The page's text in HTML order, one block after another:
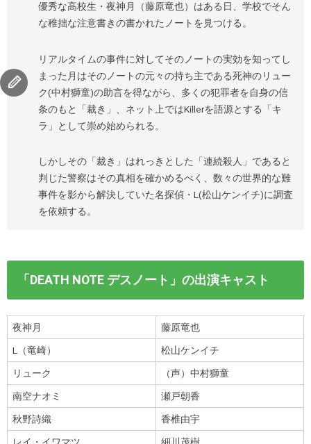
優秀な高校生・夜神月（藤原竜也）はある日、学校でそん
な稚拙な注意書きの書かれたノートを見つける。
リアルタイムの事件に対してそのノートの実効を知ってし
まった月はそのノートの元々の持ち主である死神のリュー
ク(中村獅童)の助言を得ながら、多くの犯罪者を自身の信
条のもと「裁き」、ネット上ではKillerを語源とする「キ
ラ」として崇め始められる。
しかしその「裁き」はれっきとした「連続殺人」であると
判じた警察はその真相を確かめるべく、数々の世界的な難
事件を影から解決していた名探偵・L(松山ケンイチ)に調査
を依頼する。
「DEATH NOTE デスノート」の出演キャスト
夜神月 藤原竜也
L（竜崎） 松山ケンイチ
リューク （声）中村獅童
南空ナオミ 瀬戸朝香
秋野詩織 香椎由宇
レイ・イワマツ 細川茂樹